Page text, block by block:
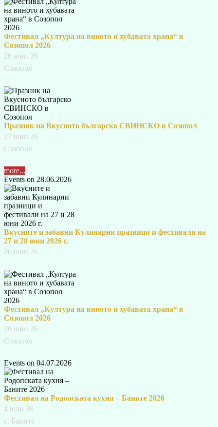
Фестивал „Култура на виното и хубавата храна“ в
Созопол 2026
26 юни 26
Созопол
Празник на Вкусното българско СВИНСКО в Созопол
27 юни 26
Созопол
more...
Events on 28.06.2026
Вкусните и забавни Кулинарни празници и фестивали на
27 и 28 юни 2026 г.
26 юни 26
Фестивал „Култура на виното и хубавата храна“ в
Созопол 2026
26 юни 26
Созопол
Events on 04.07.2026
Фестивал на Родопската кухня – Баните 2026
4 юли 26
с. Баните